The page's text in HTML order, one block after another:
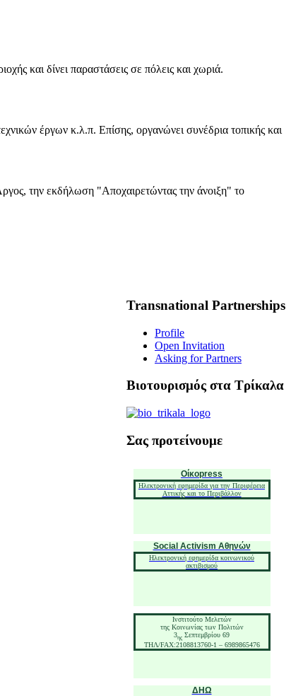
και δίνει παραστάσεις σε πόλεις και χωριά.
έργων κ.λ.π. Επίσης, οργανώνει συνέδρια τοπικής και
την εκδήλωση "Αποχαιρετώντας την άνοιξη" το
Transnational Partnerships
Profile
Open Invitation
Asking for Partners
Βιοτουρισμός στα Τρίκαλα
Σας προτείνουμε
Οίκοpress
Ηλεκτρονική εφημερίδα για την Περιφέρεια
Αττικής και το Περιβάλλον
Social Activism Αθηνών
Ηλεκτρονική εφημερίδα κοινωνικού
ακτιβισμού
Ινστιτούτο Μελετών
της Κοινωνίας των Πολιτών
3ης Σεπτεμβρίου 69
ΤΗΛ/FAX:2108813760-1 – 6989865476
ΔΗΩ